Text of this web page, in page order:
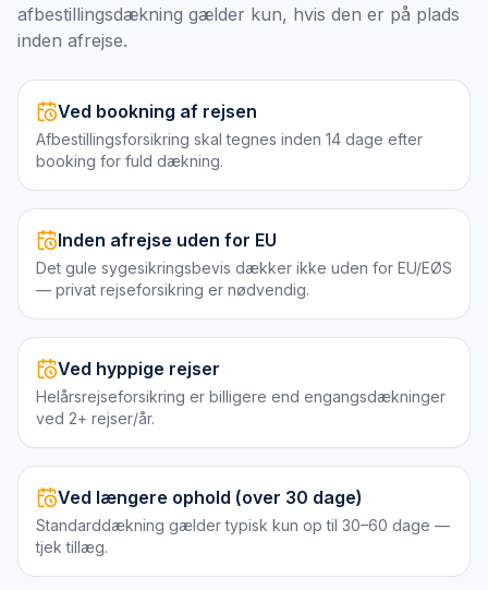
afbestillingsdækning gælder kun, hvis den er på plads
inden afrejse.
Ved bookning af rejsen
Afbestillingsforsikring skal tegnes inden 14 dage efter
booking for fuld dækning.
Inden afrejse uden for EU
Det gule sygesikringsbevis dækker ikke uden for EU/EØS
— privat rejseforsikring er nødvendig.
Ved hyppige rejser
Helårsrejseforsikring er billigere end engangsdækninger
ved 2+ rejser/år.
Ved længere ophold (over 30 dage)
Standarddækning gælder typisk kun op til 30–60 dage —
tjek tillæg.